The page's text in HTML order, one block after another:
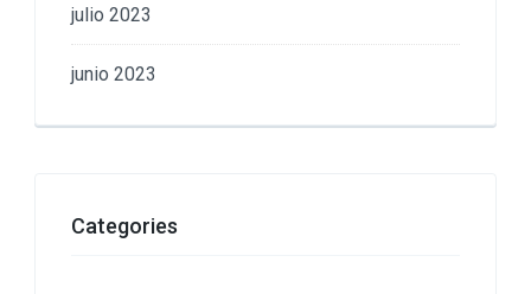
julio 2023
junio 2023
Categories